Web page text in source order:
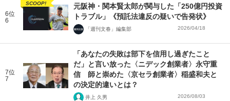
6位
6
SCOOP!
元阪神・関本賢太郎が関与した「250億円投資
トラブル」《預託法違反の疑いで告発状》
「週刊文春」編集部 2026/04/18
7位
7
「あなたの失敗は部下を信用し過ぎたこと
だ」と言い放った〈ニデック創業者〉永守重
信 師と崇めた〈京セラ創業者〉稲盛和夫と
の決定的違いとは？
井上 久男 2026/08/03